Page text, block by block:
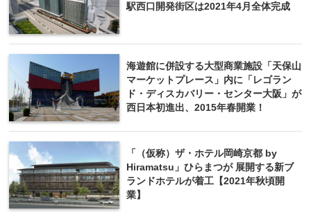
駅西口開発街区は2021年4月全体完成
海遊館に併設する大型商業施設「天保山
マーケットプレース」内に「レゴラン
ド・ディスカバリー・センター大阪」が
西日本初進出、2015年春開業！
「（仮称）ザ・ホテル岡崎京都 by
Hiramatsu」ひらまつが 展開する新ブ
ランドホテルが着工【2021年秋頃開
業】